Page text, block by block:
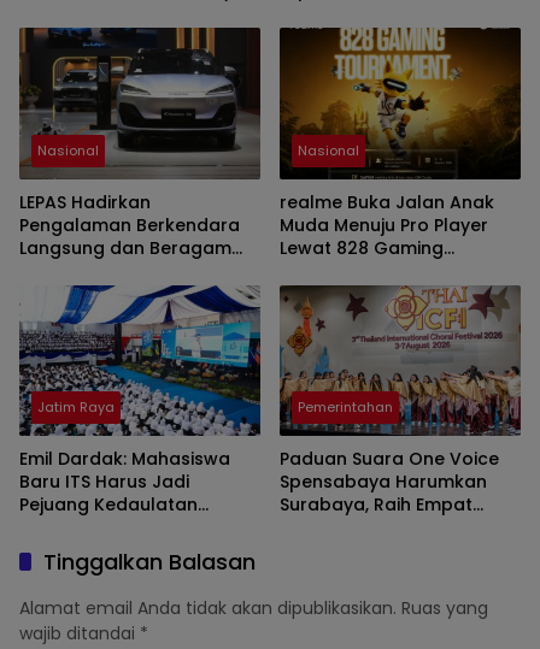
Masyarakat Indonesia
Nasional
LEPAS Hadirkan
Pengalaman Berkendara
Langsung dan Beragam
Nasional
realme Buka Jalan Anak
Muda Menuju Pro Player
Lewat 828 Gaming
Jatim Raya
Emil Dardak: Mahasiswa
Baru ITS Harus Jadi
Pejuang Kedaulatan
Pemerintahan
Paduan Suara One Voice
Spensabaya Harumkan
Surabaya, Raih Empat
Tinggalkan Balasan
Alamat email Anda tidak akan dipublikasikan. Ruas yang
wajib ditandai *